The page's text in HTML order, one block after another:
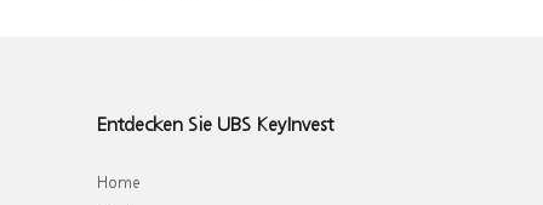
Entdecken Sie UBS KeyInvest
Home